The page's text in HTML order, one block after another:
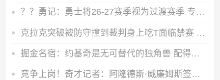
？？勇记：勇士将26-27赛季视为过渡赛季 专注内部提升而非引援
克拉克突破被防守撞到裁判身上吃T面临禁赛 WNBA赛后迅速核查取消
掘金名宿：约基奇是无可替代的独角兽 配得上不止一冠
竞争上岗！奇才记者：阿隆德斯·威廉姆斯签的是一份训练营合同